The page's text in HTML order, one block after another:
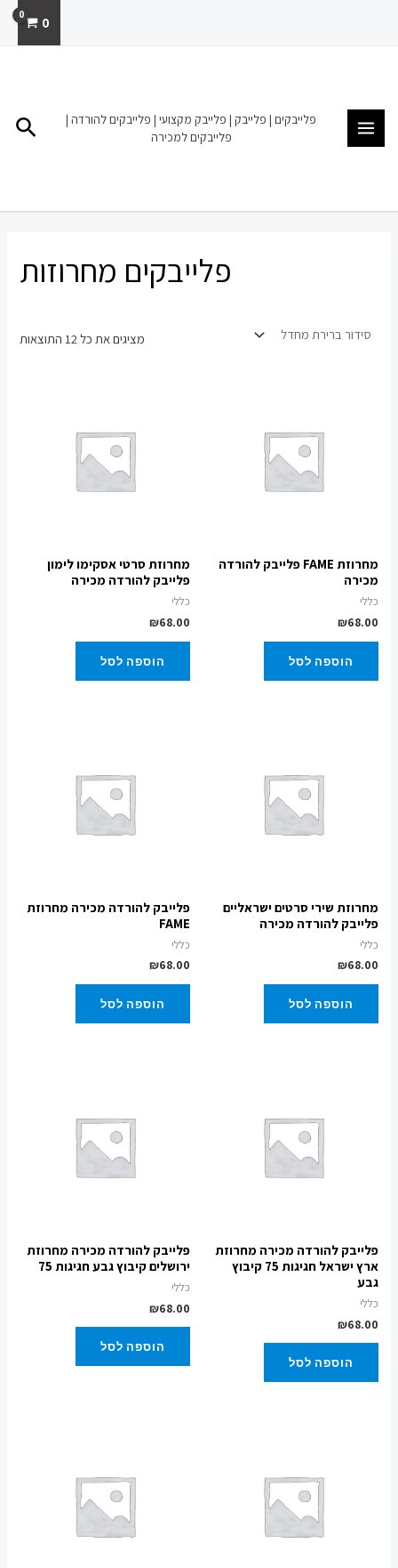
0
פלייבקים | פלייבק | פלייבק מקצועי | פלייבקים להורדה |
פלייבקים למכירה
פלייבקים מחרוזות
מציגים את כל ⁦12⁩ התוצאות
מחרוזת FAME פלייבק להורדה
מכירה
כללי
₪68.00
הוספה לסל
מחרוזת סרטי אסקימו לימון
פלייבק להורדה מכירה
כללי
₪68.00
הוספה לסל
מחרוזת שירי סרטים ישראליים
פלייבק להורדה מכירה
כללי
₪68.00
הוספה לסל
פלייבק להורדה מכירה מחרוזת
FAME
כללי
₪68.00
הוספה לסל
פלייבק להורדה מכירה מחרוזת
ארץ ישראל חגיגות 75 קיבוץ
גבע
כללי
₪68.00
הוספה לסל
פלייבק להורדה מכירה מחרוזת
ירושלים קיבוץ גבע חגיגות 75
כללי
₪68.00
הוספה לסל